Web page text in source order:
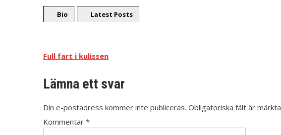
Bio Latest Posts
Full fart i kulissen
Lämna ett svar
Din e-postadress kommer inte publiceras. Obligatoriska fält är märkta
Kommentar *